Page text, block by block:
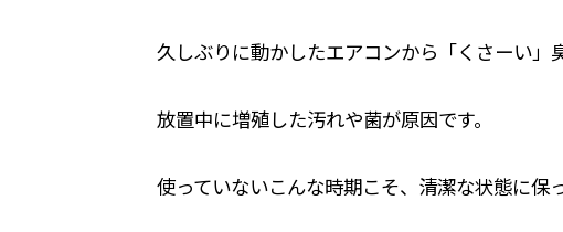
久しぶりに動かしたエアコンから「くさーい」
放置中に増殖した汚れや菌が原因です。
使っていないこんな時期こそ、清潔な状態に保